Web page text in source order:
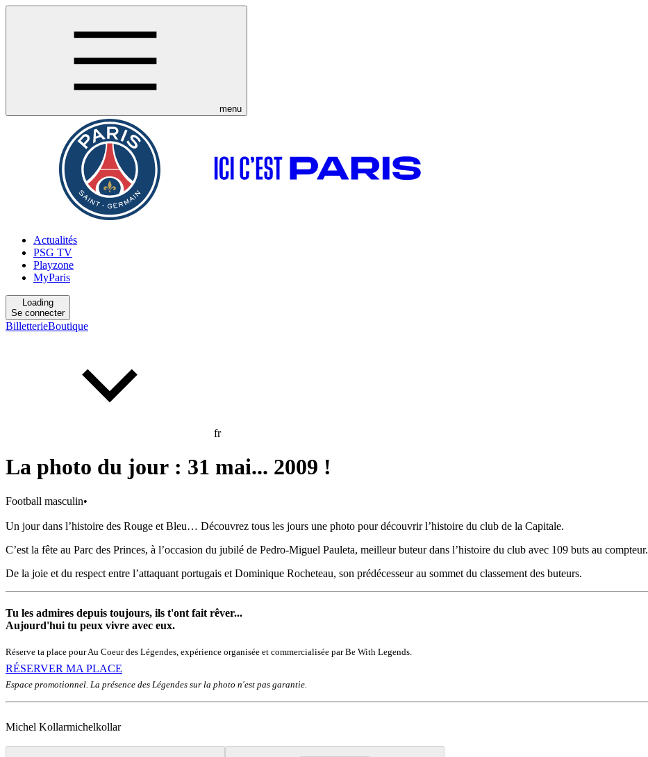
menu
Actualités
PSG TV
Playzone
MyParis
Loading
Se connecter
BilletterieBoutique
fr
La photo du jour : 31 mai... 2009 !
Football masculin•
Un jour dans l’histoire des Rouge et Bleu… Découvrez tous les jours une photo pour découvrir l’histoire du club de la Capitale.
C’est la fête au Parc des Princes, à l’occasion du jubilé de Pedro-Miguel Pauleta, meilleur buteur dans l’histoire du club avec 109 buts au compteur.
De la joie et du respect entre l’attaquant portugais et Dominique Rocheteau, son prédécesseur au sommet du classement des buteurs.
Tu les admires depuis toujours, ils t'ont fait rêver...
Aujourd'hui tu peux vivre avec eux.
Réserve ta place pour Au Coeur des Légendes, expérience organisée et commercialisée par Be With Legends.
RÉSERVER MA PLACE
Espace promotionnel. La présence des Légendes sur la photo n'est pas garantie.
Michel Kollarmichelkollar